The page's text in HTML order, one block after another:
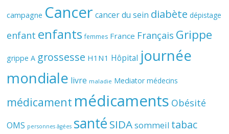
campagne Cancer cancer du sein diabète dépistage
enfant enfants femmes France Français Grippe
grippe A grossesse H1N1 Hôpital journée
mondiale livre maladie Mediator médecins
médicament médicaments Obésité
OMS personnes âgées santé SIDAsommeil tabac